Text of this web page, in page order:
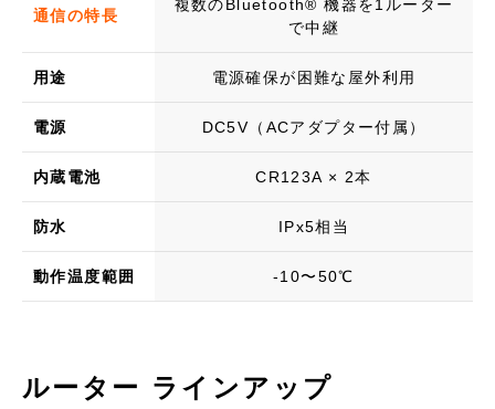
通信の特長
複数のBluetooth® 機器を1ルーター
で中継
用途 電源確保が困難な屋外利用
電源 DC5V（ACアダプター付属）
内蔵電池 CR123A × 2本
防水 IPx5相当
動作温度範囲 -10〜50℃
ルーター ラインアップ